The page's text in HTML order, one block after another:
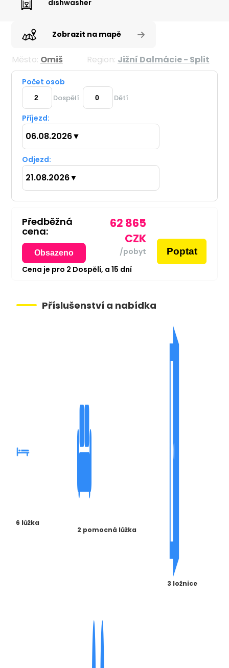
dishwasher
Zobrazit na mapě
Město: Omiš Region: Jižní Dalmácie - Split
Počet osob
Dospělí Dětí
Příjezd:
06.08.2026▼
Odjezd:
21.08.2026▼
Předběžná
cena:
Obsazeno
62 865
CZK
/pobyt Poptat
Cena je pro 2 Dospělí, a 15 dní
Příslušenství a nabídka
6 lůžka
2 pomocná lůžka
3 ložnice